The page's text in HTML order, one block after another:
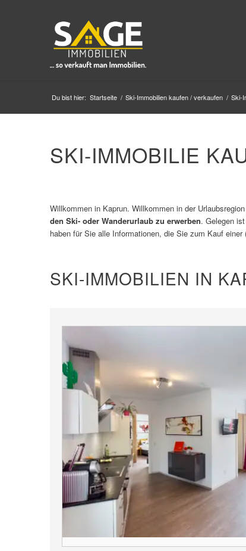
Du bist hier: Startseite / Ski-Immobilien kaufen / verkaufen / Ski-
SKI-IMMOBILIE
Willkommen in Kaprun. Willkommen in der
den Ski- oder Wanderurlaub zu erwerben. Gelegen
haben für Sie alle Informationen, die Sie zum Kauf
SKI-IMMOBILIEN IN